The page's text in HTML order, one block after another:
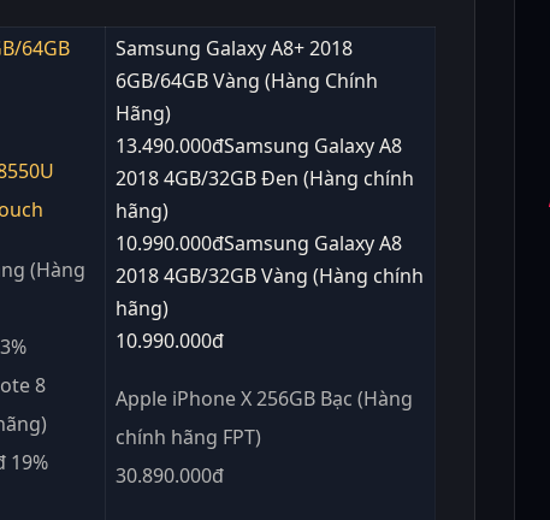
64GB
(Hàng
8
19%
Samsung Galaxy A8+ 2018
6GB/64GB Vàng (Hàng Chính
Hãng)
13.490.000đSamsung Galaxy A8
2018 4GB/32GB Đen (Hàng chính
hãng)
10.990.000đSamsung Galaxy A8
2018 4GB/32GB Vàng (Hàng chính
hãng)
10.990.000đ
Apple iPhone X 256GB Bạc (Hàng
chính hãng FPT)
30.890.000đ